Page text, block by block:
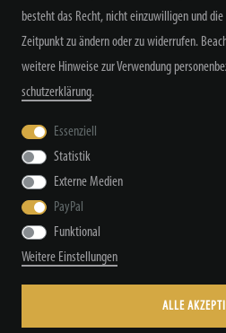
Widerrufs­recht
© Copyright by TacStyle4 GbR 2026 |
besteht das Recht, nicht einzuwilligen und
Zeitpunkt zu ändern oder zu widerrufen.
weitere Hinweise zur Verwendung
schutz­erklärung.
Essenziell
Statistik
Externe Medien
PayPal
Funktional
Weitere Einstellungen
ALLE